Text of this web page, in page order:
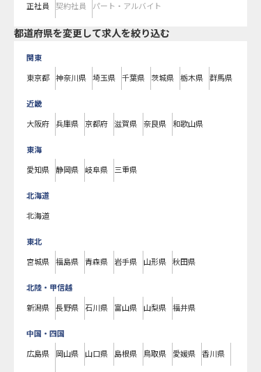
正社員 契約社員 パート・アルバイト
都道府県を変更して求人を絞り込む
関東
東京都 神奈川県 埼玉県 千葉県 茨城県 栃木県 群馬県
近畿
大阪府 兵庫県 京都府 滋賀県 奈良県 和歌山県
東海
愛知県 静岡県 岐阜県 三重県
北海道
北海道
東北
宮城県 福島県 青森県 岩手県 山形県 秋田県
北陸・甲信越
新潟県 長野県 石川県 富山県 山梨県 福井県
中国・四国
広島県 岡山県 山口県 島根県 鳥取県 愛媛県 香川県